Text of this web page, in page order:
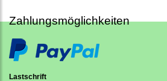
Zahlungsmöglichkeiten
Lastschrift